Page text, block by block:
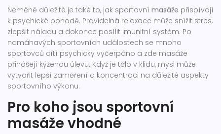
Neméně důležité je také to, jak sportovní masáže přispívají
k psychické pohodě. Pravidelná relaxace může snížit stres,
zlepšit náladu a dokonce posílit imunitní systém. Po
namáhavých sportovních událostech se mnoho
sportovců cítí psychicky vyčerpáno a zde masáže
přinášejí kýženou úlevu. Když je tělo v klidu, mysl může
vytvořit lepší zaměření a koncentraci na důležité aspekty
sportovního výkonu.
Pro koho jsou sportovní
masáže vhodné